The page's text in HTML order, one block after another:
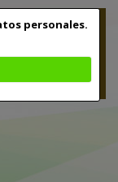
personales.